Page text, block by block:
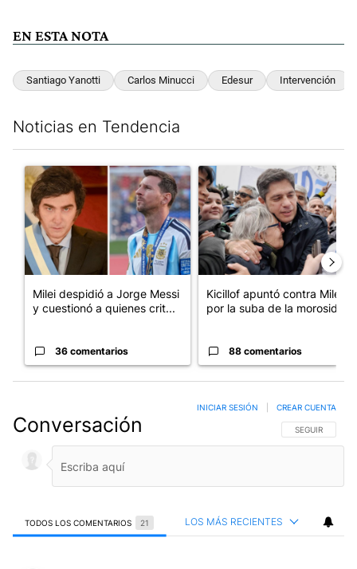
EN ESTA NOTA
Santiago Yanotti Carlos Minucci Edesur Intervención
Noticias en Tendencia
Un artículo de tendencia con el título "Milei despidió a Jorge
Milei despidió a Jorge Messi
y cuestionó a quienes crit...
36 comentarios
Un artículo de tendencia con
Kicillof apuntó contra Milei
por la suba de la morosida...
88 comentarios
Conversación SIGA ESTA
SEGUIR
INICIAR SESIÓN CREAR CUENTA
TODOS LOS COMENTARIOS 21 LOS MÁS RECIENTES